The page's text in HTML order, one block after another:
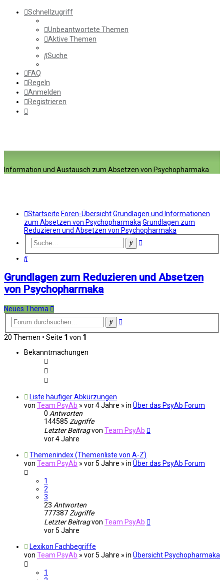
Schnellzugriff
Unbeantwortete Themen
Aktive Themen
Suche
FAQ
Regeln
Anmelden
Registrieren
Information und Austausch zum Absetzen von Psychopharmaka
Startseite Foren-ÜbersichtGrundlagen und Informationen
zum Absetzen von Psychopharmaka Grundlagen zum
Reduzieren und Absetzen von Psychopharmaka
SucheErweiterte
Suche
Grundlagen zum Reduzieren und Absetzen
von Psychopharmaka
Neues Thema
SucheErweiterte
20 Themen • Seite 1 von 1
Bekanntmachungen
Liste häufiger Abkürzungen
von Team PsyAb » vor 4 Jahre » in Über das PsyAb Forum
0 Antworten
144585 Zugriffe
Letzter Beitragvon Team PsyAb
vor 4 Jahre
Themenindex (Themenliste von A-Z)
von Team PsyAb » vor 5 Jahre » in Über das PsyAb Forum
1
2
3
23 Antworten
777387 Zugriffe
Letzter Beitragvon Team PsyAb
vor 5 Jahre
Lexikon Fachbegriffe
von Team PsyAb » vor 5 Jahre » in Übersicht Psychopharmaka
1